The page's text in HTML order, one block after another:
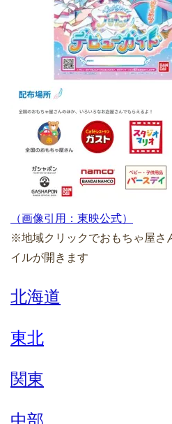
（画像引用：東映公式）
※地域クリックでおもちゃ屋さ
イルが開きます
北海道
東北
関東
中部